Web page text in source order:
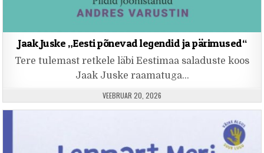
Jaak Juske „Eesti põnevad legendid ja pärimused“
Tere tulemast retkele läbi Eestimaa saladuste koos
Jaak Juske raamatuga…
PUBLISHED DATE:
VEEBRUAR 20, 2026